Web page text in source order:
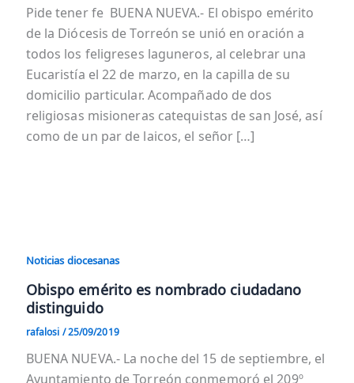
Pide tener fe BUENA NUEVA.- El obispo emérito
de la Diócesis de Torreón se unió en oración a
todos los feligreses laguneros, al celebrar una
Eucaristía el 22 de marzo, en la capilla de su
domicilio particular. Acompañado de dos
religiosas misioneras catequistas de san José, así
como de un par de laicos, el señor […]
Noticias diocesanas
Obispo emérito es nombrado ciudadano
distinguido
rafalosi /25/09/2019
BUENA NUEVA.- La noche del 15 de septiembre, el
Ayuntamiento de Torreón conmemoró el 209º